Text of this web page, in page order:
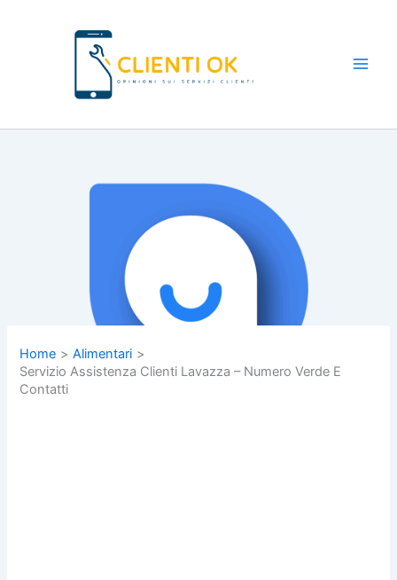
Home
Alimentari
Servizio Assistenza Clienti Lavazza – Numero Verde E
Contatti